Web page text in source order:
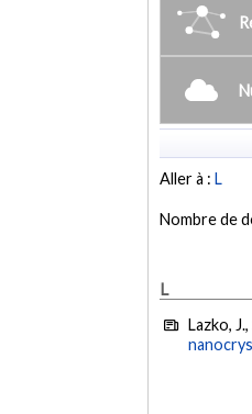
Aller à :L
Nombre de
L
Lazko,